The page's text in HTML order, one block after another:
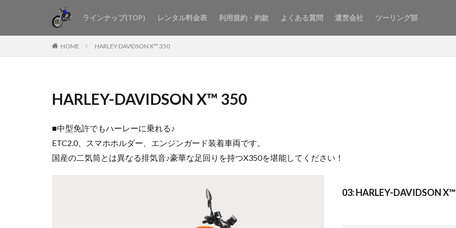
ラインナップ(TOP) レンタル料金表 利用規約・約款 よくある質問 運営会社 ツーリング部
HOME HARLEY-DAVIDSON X™ 350
HARLEY-DAVIDSON X™ 350
■中型免許でもハーレーに乗れる♪
ETC2.0、スマホホルダー、エンジンガード装着車両です。
国産の二気筒とは異なる排気音♪豪華な足回りを持つX350を堪能してください！
03: HARLEY-DAVIDSON